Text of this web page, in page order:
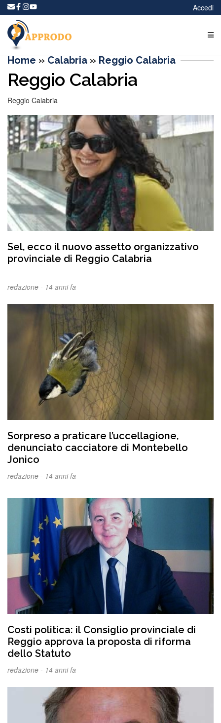
Accedi
Home » Calabria » Reggio Calabria
Reggio Calabria
Reggio Calabria
Sel, ecco il nuovo assetto organizzativo
provinciale di Reggio Calabria
redazione - 14 anni fa
Sorpreso a praticare l’uccellagione,
denunciato cacciatore di Montebello
Jonico
redazione - 14 anni fa
Costi politica: il Consiglio provinciale di
Reggio approva la proposta di riforma
dello Statuto
redazione - 14 anni fa